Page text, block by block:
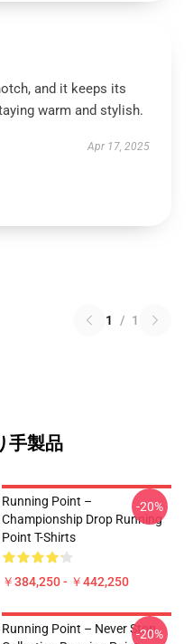
and it keeps its
warm and stylish.
Apr 17, 2025
1 / 1
手製品
Running Point –
Championship Drop Running
Point T-Shirts
￥384,250 - ￥442,250
-20%
Running Point – Never Stop
-20%